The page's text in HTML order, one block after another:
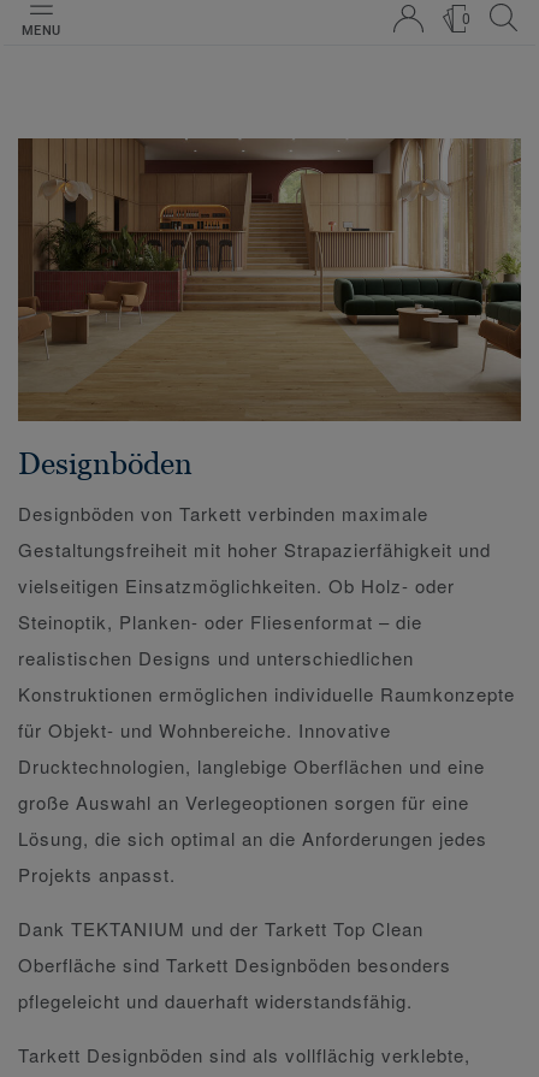
MENU
0
Designböden
Designböden von Tarkett verbinden maximale
Gestaltungsfreiheit mit hoher Strapazierfähigkeit und
vielseitigen Einsatzmöglichkeiten. Ob Holz- oder
Steinoptik, Planken- oder Fliesenformat – die
realistischen Designs und unterschiedlichen
Konstruktionen ermöglichen individuelle Raumkonzepte
für Objekt- und Wohnbereiche. Innovative
Drucktechnologien, langlebige Oberflächen und eine
große Auswahl an Verlegeoptionen sorgen für eine
Lösung, die sich optimal an die Anforderungen jedes
Projekts anpasst.
Dank TEKTANIUM und der Tarkett Top Clean
Oberfläche sind Tarkett Designböden besonders
pflegeleicht und dauerhaft widerstandsfähig.
Tarkett Designböden sind als vollflächig verklebte,